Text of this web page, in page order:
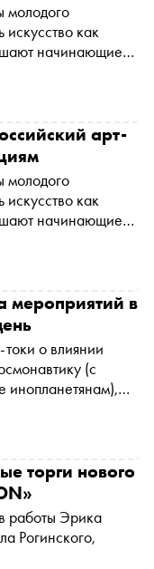
молодого
как
начинающие
Автор
арт-
раз колонка
автора YouTube-
рассказывает о
локальности и
контекст, а
арт-
молодого
как
начинающие
Автор
арт-
раз —
Александр
вызовами
изменилась
у коллекционеров
мероприятий в
о влиянии
(с
инопланетянам),
будут проходить в
торги нового
работы Эрика
Рогинского,